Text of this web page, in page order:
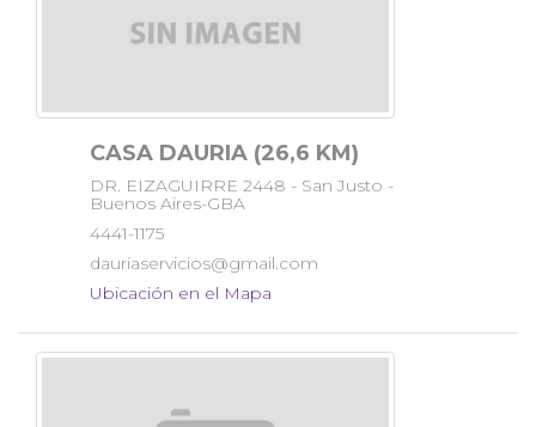
CASA DAURIA (26,6 KM)
DR. EIZAGUIRRE 2448 - San Justo -
Buenos Aires-GBA
4441-1175
dauriaservicios@gmail.com
Ubicación en el Mapa